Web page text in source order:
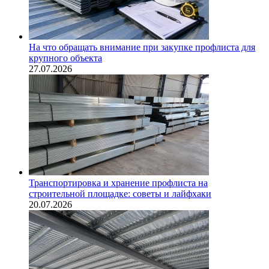
На что обращать внимание при закупке профлиста для
крупного объекта
27.07.2026
Транспортировка и хранение профлиста на
строительной площадке: советы и лайфхаки
20.07.2026